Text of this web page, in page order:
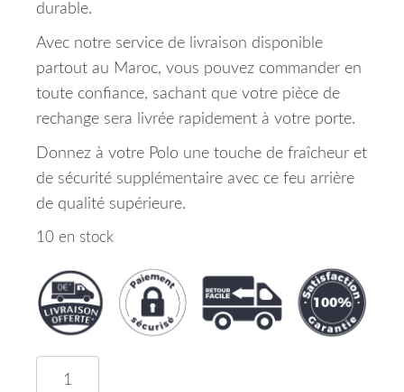
durable.
Avec notre service de livraison disponible
partout au Maroc, vous pouvez commander en
toute confiance, sachant que votre pièce de
rechange sera livrée rapidement à votre porte.
Donnez à votre Polo une touche de fraîcheur et
de sécurité supplémentaire avec ce feu arrière
de qualité supérieure.
10 en stock